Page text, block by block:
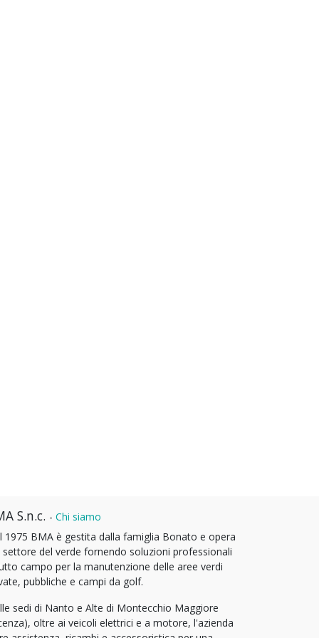
S.n.c. - Chi siamo
1975 BMA è gestita dalla famiglia Bonato e opera
settore del verde fornendo soluzioni professionali
campo per la manutenzione delle aree verdi
pubbliche e campi da golf.
sedi di Nanto e Alte di Montecchio Maggiore
oltre ai veicoli elettrici e a motore, l'azienda